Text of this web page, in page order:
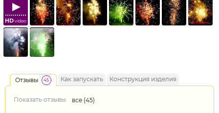
HDvideo
Отзывы 45 Как запускать Конструкция изделия
Показать отзывы: все (45)